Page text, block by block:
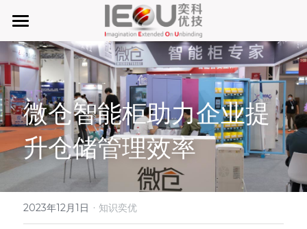
首页
微仓
D系微仓（热销）
产品与服务
单元智能化
单元智慧化
行业应用及案列
MRO工业物料智能化管理
关于奕优
微仓智能柜助力企业提
升仓储管理效率
2023年12月1日 · 知识奕优